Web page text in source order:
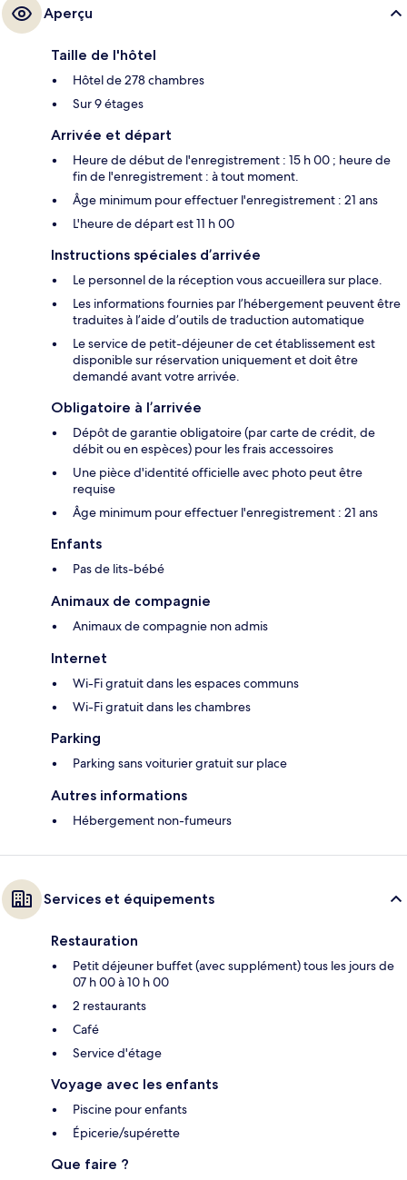
Aperçu
Taille de l'hôtel
Hôtel de 278 chambres
Sur 9 étages
Arrivée et départ
Heure de début de l'enregistrement : 15 h 00 ; heure de
fin de l'enregistrement : à tout moment.
Âge minimum pour effectuer l'enregistrement : 21 ans
L'heure de départ est 11 h 00
Instructions spéciales d’arrivée
Le personnel de la réception vous accueillera sur place.
Les informations fournies par l’hébergement peuvent être
traduites à l’aide d’outils de traduction automatique
Le service de petit-déjeuner de cet établissement est
disponible sur réservation uniquement et doit être
demandé avant votre arrivée.
Obligatoire à l’arrivée
Dépôt de garantie obligatoire (par carte de crédit, de
débit ou en espèces) pour les frais accessoires
Une pièce d'identité officielle avec photo peut être
requise
Âge minimum pour effectuer l'enregistrement : 21 ans
Enfants
Pas de lits-bébé
Animaux de compagnie
Animaux de compagnie non admis
Internet
Wi-Fi gratuit dans les espaces communs
Wi-Fi gratuit dans les chambres
Parking
Parking sans voiturier gratuit sur place
Autres informations
Hébergement non-fumeurs
Services et équipements
Restauration
Petit déjeuner buffet (avec supplément) tous les jours de
07 h 00 à 10 h 00
2 restaurants
Café
Service d'étage
Voyage avec les enfants
Piscine pour enfants
Épicerie/supérette
Que faire ?